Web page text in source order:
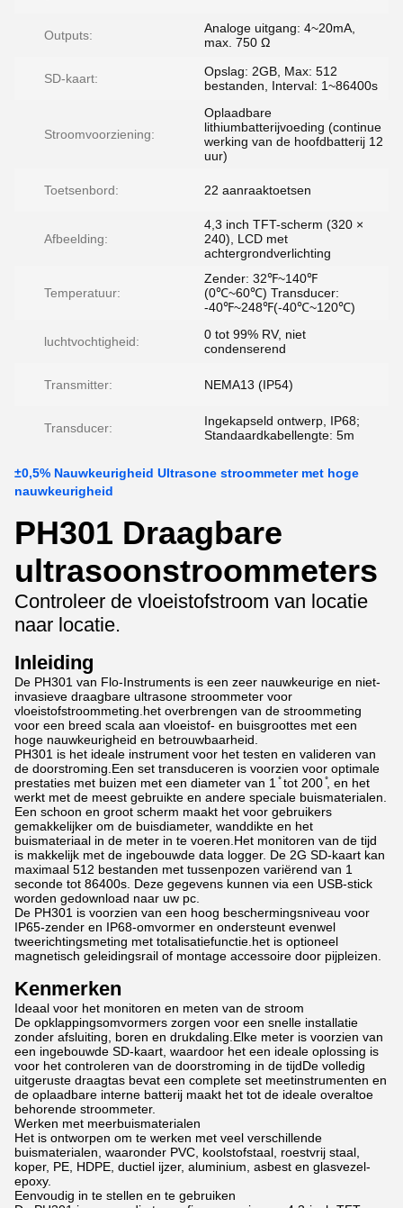
Outputs:
Analoge uitgang: 4~20mA,
max. 750 Ω
SD-kaart:
Opslag: 2GB, Max: 512
bestanden, Interval: 1~86400s
Stroomvoorziening:
Oplaadbare
lithiumbatterijvoeding (continue
werking van de hoofdbatterij 12
uur)
Toetsenbord: 22 aanraaktoetsen
Afbeelding:
4,3 inch TFT-scherm (320 ×
240), LCD met
achtergrondverlichting
Temperatuur:
Zender: 32℉~140℉
(0℃~60℃) Transducer:
-40℉~248℉(-40℃~120℃)
luchtvochtigheid:
0 tot 99% RV, niet
condenserend
Transmitter: NEMA13 (IP54)
Transducer:
Ingekapseld ontwerp, IP68;
Standaardkabellengte: 5m
±0,5% Nauwkeurigheid Ultrasone stroommeter met hoge
nauwkeurigheid
PH301 Draagbare
ultrasoonstroommeters
Controleer de vloeistofstroom van locatie
naar locatie.
Inleiding
De PH301 van Flo-Instruments is een zeer nauwkeurige en niet-
invasieve draagbare ultrasone stroommeter voor
vloeistofstroommeting.het overbrengen van de stroommeting
voor een breed scala aan vloeistof- en buisgroottes met een
hoge nauwkeurigheid en betrouwbaarheid.
PH301 is het ideale instrument voor het testen en valideren van
de doorstroming.Een set transduceren is voorzien voor optimale
prestaties met buizen met een diameter van 1 ̊ tot 200 ̊, en het
werkt met de meest gebruikte en andere speciale buismaterialen.
Een schoon en groot scherm maakt het voor gebruikers
gemakkelijker om de buisdiameter, wanddikte en het
buismateriaal in de meter in te voeren.Het monitoren van de tijd
is makkelijk met de ingebouwde data logger. De 2G SD-kaart kan
maximaal 512 bestanden met tussenpozen variërend van 1
seconde tot 86400s. Deze gegevens kunnen via een USB-stick
worden gedownload naar uw pc.
De PH301 is voorzien van een hoog beschermingsniveau voor
IP65-zender en IP68-omvormer en ondersteunt evenwel
tweerichtingsmeting met totalisatiefunctie.het is optioneel
magnetisch geleidingsrail of montage accessoire door pijpleizen.
Kenmerken
Ideaal voor het monitoren en meten van de stroom
De opklappingsomvormers zorgen voor een snelle installatie
zonder afsluiting, boren en drukdaling.Elke meter is voorzien van
een ingebouwde SD-kaart, waardoor het een ideale oplossing is
voor het controleren van de doorstroming in de tijdDe volledig
uitgeruste draagtas bevat een complete set meetinstrumenten en
de oplaadbare interne batterij maakt het tot de ideale overaltoe
behorende stroommeter.
Werken met meerbuismaterialen
Het is ontworpen om te werken met veel verschillende
buismaterialen, waaronder PVC, koolstofstaal, roestvrij staal,
koper, PE, HDPE, ductiel ijzer, aluminium, asbest en glasvezel-
epoxy.
Eenvoudig in te stellen en te gebruiken